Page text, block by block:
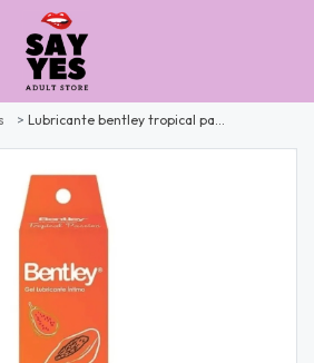
Lubricante bentley tropical passion